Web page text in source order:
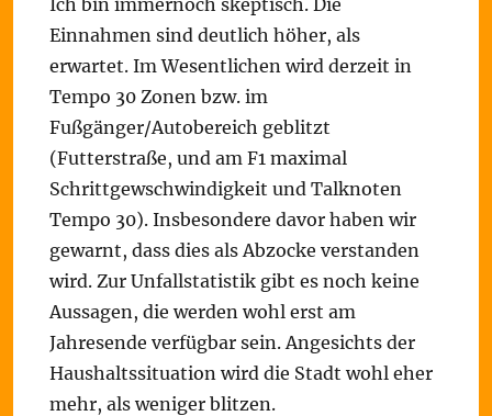
Ich bin immernoch skeptisch. Die
Einnahmen sind deutlich höher, als
erwartet. Im Wesentlichen wird derzeit in
Tempo 30 Zonen bzw. im
Fußgänger/Autobereich geblitzt
(Futterstraße, und am F1 maximal
Schrittgewschwindigkeit und Talknoten
Tempo 30). Insbesondere davor haben wir
gewarnt, dass dies als Abzocke verstanden
wird. Zur Unfallstatistik gibt es noch keine
Aussagen, die werden wohl erst am
Jahresende verfügbar sein. Angesichts der
Haushaltssituation wird die Stadt wohl eher
mehr, als weniger blitzen.